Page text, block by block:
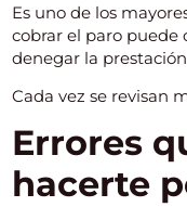
Es uno de los
cobrar el paro puede
denegar la
Cada vez se revisan
Errores
hacerte